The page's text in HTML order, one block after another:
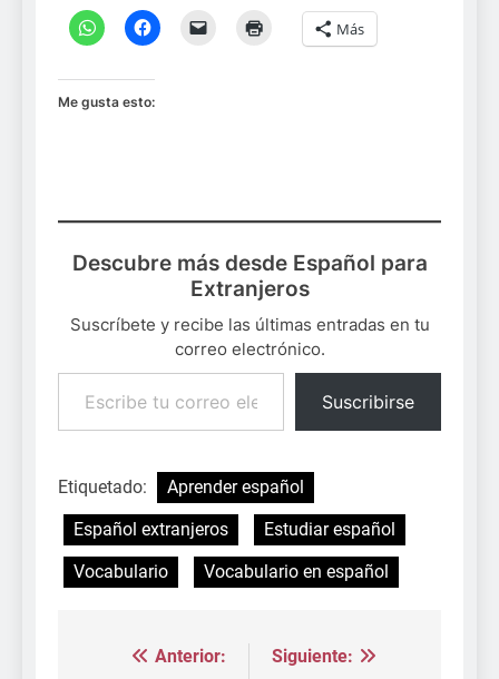
Más
Me gusta esto:
Descubre más desde Español para
Extranjeros
Suscríbete y recibe las últimas entradas en tu
correo electrónico.
Escribe tu correo electrónico…
Suscribirse
Etiquetado:
Aprender español
Español extranjeros
Estudiar español
Vocabulario
Vocabulario en español
Navegación
Anterior:
Siguiente: